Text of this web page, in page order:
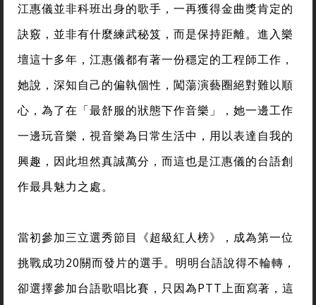
江惠儀並非科班出身的歌手，一再獲得金曲獎肯定的
訣竅，並非有什麼練武秘笈，而是保持距離。進入樂
壇這十多年，江惠儀都有著一份穩定的工程師工作，
她說，深知自己的偏執個性，闖蕩演藝圈絕對難以順
心，為了在「最舒服的狀態下作音樂」，她一邊工作
一邊玩音樂，視音樂為日常生活中，用以表達自我的
興趣，因此坦然真誠萬分，而這也是江惠儀的台語創
作最具魅力之處。
當初參加三立選秀節目《超級紅人榜》，成為第一位
挑戰成功20關而發片的選手。明明台語說得不輪轉，
卻選擇參加台語歌唱比賽，只因為PTT上面寫著，這